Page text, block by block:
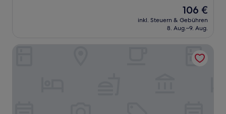
Bewertungen)
Der
Preis
beträgt
106 €
inkl. Steuern & Gebühren
8. Aug.–9. Aug.